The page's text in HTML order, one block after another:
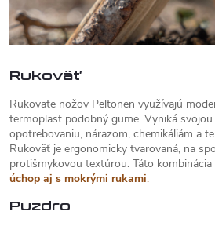
Rukoväť
Rukoväte nožov Peltonen využívajú
termoplast podobný gume. Vyniká
opotrebovaniu, nárazom, chemikáliám a
Rukoväť je ergonomicky tvarovaná, na
protišmykovou textúrou. Táto kombinácia
úchop aj s mokrými rukami.
Puzdro